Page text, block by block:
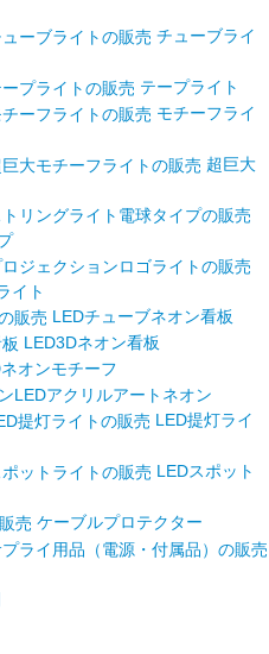
チューブライ
テープライト
モチーフライ
超巨大
イト
LEDチューブネオン看板
LED3Dネオン看板
オンモチーフ
LEDアクリルアートネオン
LED提灯ライ
LEDスポット
ケーブルプロテクター